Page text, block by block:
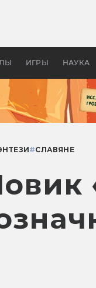
ИГРЫ НАУКА
#СЛАВЯНЕ